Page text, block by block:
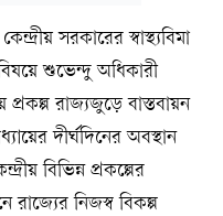
সরকারের স্বাস্থ্যবিমা
শুভেন্দু অধিকারী
প্রকল্প রাজ্যজুড়ে বাস্তবায়ন
দীর্ঘদিনের অবস্থান
বিভিন্ন প্রকল্পের
রাজ্যের নিজস্ব বিকল্প